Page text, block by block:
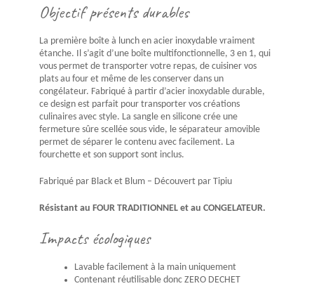
Objectif présents durables
La première boîte à lunch en acier inoxydable vraiment
étanche. Il s’agit d’une boîte multifonctionnelle, 3 en 1, qui
vous permet de transporter votre repas, de cuisiner vos
plats au four et même de les conserver dans un
congélateur. Fabriqué à partir d’acier inoxydable durable,
ce design est parfait pour transporter vos créations
culinaires avec style. La sangle en silicone crée une
fermeture sûre scellée sous vide, le séparateur amovible
permet de séparer le contenu avec facilement. La
fourchette et son support sont inclus.
Fabriqué par Black et Blum – Découvert par Tipiu
Résistant au FOUR TRADITIONNEL et au CONGELATEUR.
Impacts écologiques
Lavable facilement à la main uniquement
Contenant réutilisable donc ZERO DECHET